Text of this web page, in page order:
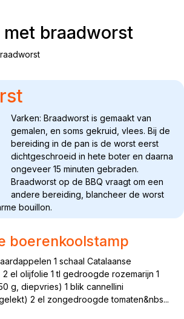
met braadworst
Varken: Braadworst is gemaakt van
gemalen, en soms gekruid, vlees. Bij de
bereiding in de pan is de worst eerst
dichtgeschroeid in hete boter en daarna
ongeveer 15 minuten gebraden.
Braadworst op de BBQ vraagt om een
andere bereiding, blancheer de worst
bouillon.
boerenkoolstamp
1 schaal Catalaanse
el olijfolie 1 tl gedroogde rozemarijn 1
g, diepvries) 1 blik cannellini
2 el zongedroogde tomaten&nbs...